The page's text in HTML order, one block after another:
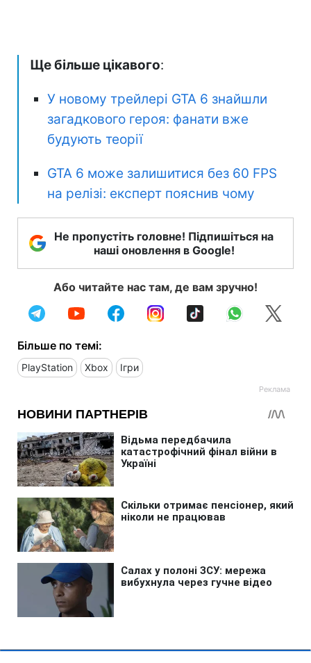
Ще більше цікавого:
У новому трейлері GTA 6 знайшли
загадкового героя: фанати вже
будують теорії
GTA 6 може залишитися без 60 FPS
на релізі: експерт пояснив чому
Не пропустіть головне! Підпишіться на
наші оновлення в Google!
Або читайте нас там, де вам зручно!
Більше по темі:
PlayStation Xbox Ігри